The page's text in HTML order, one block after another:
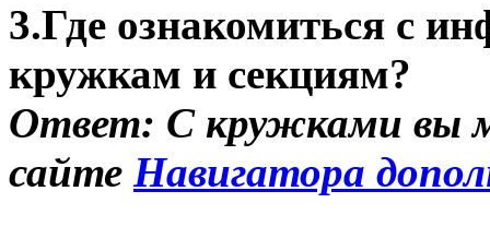
3.Где ознакомиться с
кружкам и секциям?
Ответ: С кружками вы
сайте Навигатора